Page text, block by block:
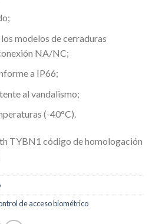
modelos de cerraduras
NA/NC;
a IP66;
al vandalismo;
(-40°C).
TYBN1 código de homologación
de acceso biométrico